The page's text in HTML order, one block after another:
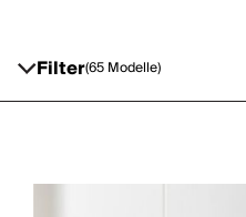
Filter(65 Modelle)